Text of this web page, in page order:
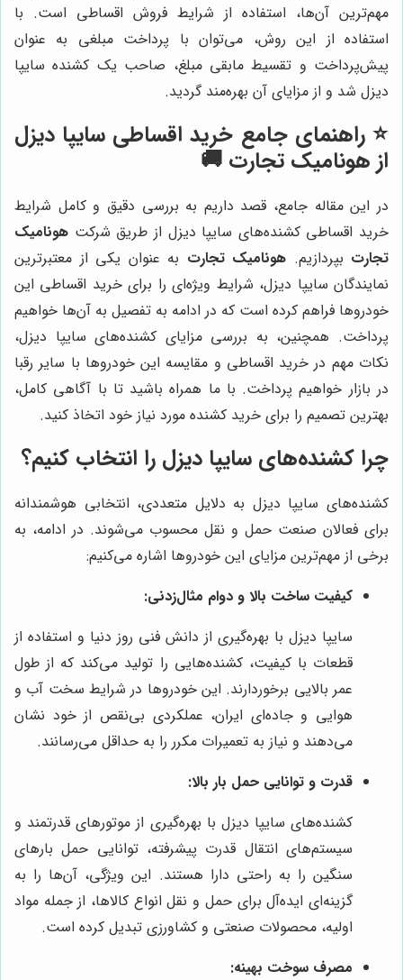
مهم‌ترین آن‌ها، استفاده از شرایط فروش اقساطی است. با
استفاده از این روش، می‌توان با پرداخت مبلغی به عنوان
پیش‌پرداخت و تقسیط مابقی مبلغ، صاحب یک کشنده سایپا
دیزل شد و از مزایای آن بهره‌مند گردید.
⭐️ راهنمای جامع خرید اقساطی سایپا دیزل
از هونامیک تجارت 🚚
در این مقاله جامع، قصد داریم به بررسی دقیق و کامل شرایط
خرید اقساطی کشنده‌های سایپا دیزل از طریق شرکت هونامیک
تجارت بپردازیم. هونامیک تجارت به عنوان یکی از معتبرترین
نمایندگان سایپا دیزل، شرایط ویژه‌ای را برای خرید اقساطی این
خودروها فراهم کرده است که در ادامه به تفصیل به آن‌ها خواهیم
پرداخت. همچنین، به بررسی مزایای کشنده‌های سایپا دیزل،
نکات مهم در خرید اقساطی و مقایسه این خودروها با سایر رقبا
در بازار خواهیم پرداخت. با ما همراه باشید تا با آگاهی کامل،
بهترین تصمیم را برای خرید کشنده مورد نیاز خود اتخاذ کنید.
چرا کشنده‌های سایپا دیزل را انتخاب کنیم؟
کشنده‌های سایپا دیزل به دلایل متعددی، انتخابی هوشمندانه
برای فعالان صنعت حمل و نقل محسوب می‌شوند. در ادامه، به
برخی از مهم‌ترین مزایای این خودروها اشاره می‌کنیم:
کیفیت ساخت بالا و دوام مثال‌زدنی:
سایپا دیزل با بهره‌گیری از دانش فنی روز دنیا و استفاده از
قطعات با کیفیت، کشنده‌هایی را تولید می‌کند که از طول
عمر بالایی برخوردارند. این خودروها در شرایط سخت آب و
هوایی و جاده‌ای ایران، عملکردی بی‌نقص از خود نشان
می‌دهند و نیاز به تعمیرات مکرر را به حداقل می‌رسانند.
قدرت و توانایی حمل بار بالا:
کشنده‌های سایپا دیزل با بهره‌گیری از موتورهای قدرتمند و
سیستم‌های انتقال قدرت پیشرفته، توانایی حمل بارهای
سنگین را به راحتی دارا هستند. این ویژگی، آن‌ها را به
گزینه‌ای ایده‌آل برای حمل و نقل انواع کالاها، از جمله مواد
اولیه، محصولات صنعتی و کشاورزی تبدیل کرده است.
مصرف سوخت بهینه: